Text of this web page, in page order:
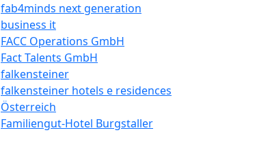
fab4minds next generation
business it
FACC Operations GmbH
Fact Talents GmbH
falkensteiner
falkensteiner hotels e residences
Österreich
Familiengut-Hotel Burgstaller